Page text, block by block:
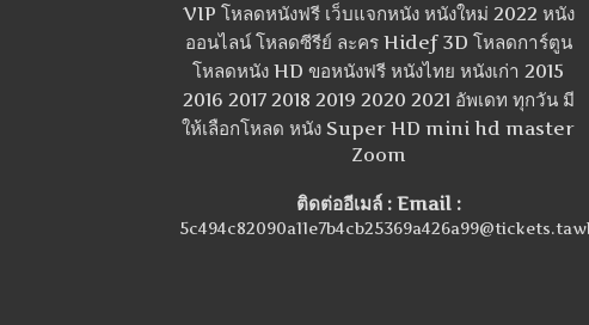
VIP โหลดหนังฟรี เว็บแจกหนัง หนังใหม่ 2022 หนัง
ออนไลน์ โหลดซีรีย์ ละคร Hidef 3D โหลดการ์ตูน
โหลดหนัง HD ขอหนังฟรี หนังไทย หนังเก่า 2015
2016 2017 2018 2019 2020 2021 อัพเดท ทุกวัน มี
ให้เลือกโหลด หนัง Super HD mini hd master
Zoom
ติดต่ออีเมล์ : Email :